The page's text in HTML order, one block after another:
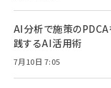
AI分析で施策の
践するAI活用術
7月10日 7:05